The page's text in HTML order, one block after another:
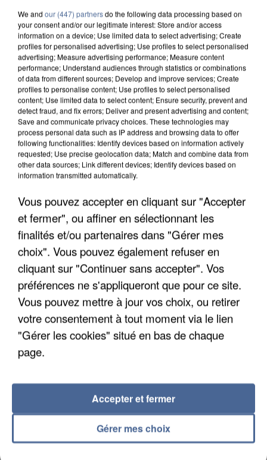
APRÈS TOUTES CES CANICULES, LES REFUGES
DE FAUNE SAUVAGE SONT...
L’UN DES FONDATEURS SUPPOSÉS DE LA DZ
MAFIA INTERPELLÉ EN ALGÉRIE
We and our (447) partnersdo the following data processing based on
your consent and/or our legitimate interest: Store and/or access
information on a device; Use limited data to select advertising; Create
profiles for personalised advertising; Use profiles to select personalised
advertising; Measure advertising performance; Measure content
performance; Understand audiences through statistics or combinations
of data from different sources; Develop and improve services; Create
profiles to personalise content; Use profiles to select personalised
content; Use limited data to select content; Ensure security, prevent and
detect fraud, and fix errors; Deliver and present advertising and content;
Save and communicate privacy choices. These technologies may
process personal data such as IP address and browsing data to offer
following functionalities: Identify devices based on information actively
requested; Use precise geolocation data; Match and combine data from
other data sources; Link different devices; Identify devices based on
information transmitted automatically.
Vous pouvez accepter en cliquant sur "Accepter
et fermer", ou affiner en sélectionnant les
finalités et/ou partenaires dans "Gérer mes
choix". Vous pouvez également refuser en
cliquant sur "Continuer sans accepter". Vos
préférences ne s'appliqueront que pour ce site.
Vous pouvez mettre à jour vos choix, ou retirer
votre consentement à tout moment via le lien
"Gérer les cookies" situé en bas de chaque
page.
Gérer mes choix
Accepter et fermer